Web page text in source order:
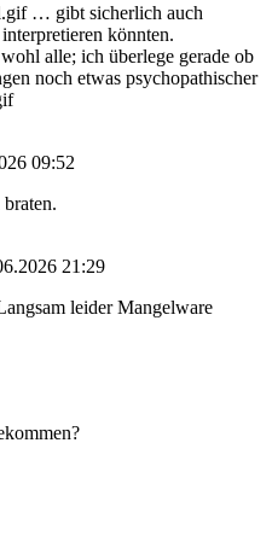
… gibt sicherlich auch
könnten.
alle; ich überlege gerade ob
noch etwas psychopathischer
09:52
21:29
leider Mangelware